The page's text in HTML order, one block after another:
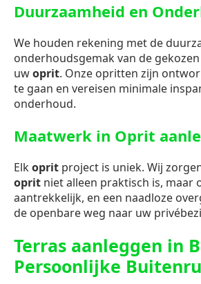
Duurzaamheid en
We houden rekening met de
onderhoudsgemak van de
uwoprit. Onze opritten zijn
te gaan en vereisen minimale
onderhoud.
Maatwerk in Oprit
Elkoprit project is uniek. Wij
oprit niet alleen praktisch is, maar
aantrekkelijk, en een naadloze
de openbare weg naar uw
Terras aanleggen in
Persoonlijke